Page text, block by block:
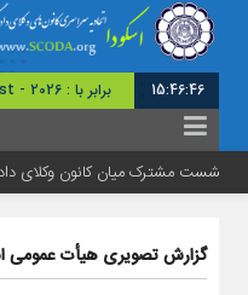
15:46:47 امروز : یکشنبه - ۱۱ مرداد - ۱۴۰۵
مشترک میان کانون وکلای
گزارش تصویری هیأت عمومی اسکودا –